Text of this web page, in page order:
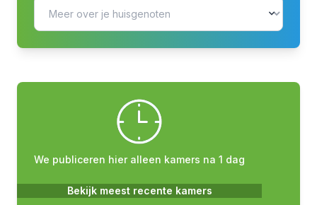
We publiceren hier alleen kamers na 1 dag
Bekijk meest recente kamers